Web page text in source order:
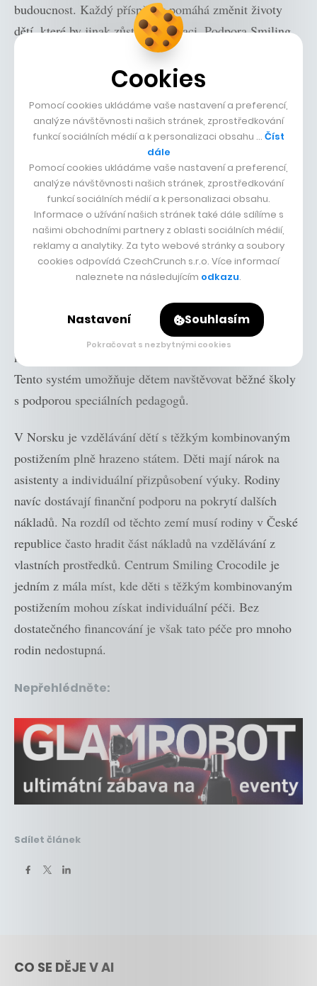
budoucnost. Každý příspěvek pomáhá změnit životy
dětí, které by jinak zůstaly v izolaci. Podpora Smiling
Crocodile je pro mnoho rodin klíčová. Nabízí nejen
vzdělání, ale i bezpečné prostředí, kde se děti mohou
Jak je to v jiných evropských
V zahraničí je vzdělávání dětí s těžkým kombinovaným
postižením často plně financováno státem, což výrazně
snižuje finanční zátěž pro rodiny. Například v
Nizozemsku hradí náklady na vzdělávání Ministerstvo
školství, které financuje mzdy asistentů i speciální
prostředky podle potřeb dětí. Podobně ve Švýcarsku je
vzdělávání těchto dětí financováno na úrovni kantonů,
které hradí náklady na asistenty a odborné terapie.
Tento systém umožňuje dětem navštěvovat běžné školy
s podporou speciálních pedagogů.
V Norsku je vzdělávání dětí s těžkým kombinovaným
postižením plně hrazeno státem. Děti mají nárok na
asistenty a individuální přizpůsobení výuky. Rodiny
navíc dostávají finanční podporu na pokrytí dalších
nákladů. Na rozdíl od těchto zemí musí rodiny v České
republice často hradit část nákladů na vzdělávání z
vlastních prostředků. Centrum Smiling Crocodile je
jedním z mála míst, kde děti s těžkým kombinovaným
postižením mohou získat individuální péči. Bez
dostatečného financování je však tato péče pro mnoho
rodin nedostupná.
Nepřehlédněte:
Sdílet článek
CO SE DĚJE V AI
Cookies
Pomocí cookies ukládáme vaše nastavení a preferencí,
analýze návštěvnosti našich stránek, zprostředkování
funkcí sociálních médií a k personalizaci obsahu … Číst
dále
Pomocí cookies ukládáme vaše nastavení a preferencí,
analýze návštěvnosti našich stránek, zprostředkování
funkcí sociálních médií a k personalizaci obsahu.
Informace o užívání našich stránek také dále sdílíme s
našimi obchodními partnery z oblasti sociálních médií,
reklamy a analytiky. Za tyto webové stránky a soubory
cookies odpovídá CzechCrunch s.r.o. Více informací
naleznete na následujícím odkazu.
Nastavení Souhlasím
Pokračovat s nezbytnými cookies